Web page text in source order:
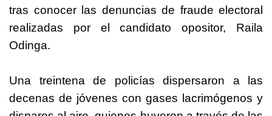
tras conocer las denuncias de fraude electoral
realizadas por el candidato opositor, Raila
Odinga.
Una treintena de policías dispersaron a las
decenas de jóvenes con gases lacrimógenos y